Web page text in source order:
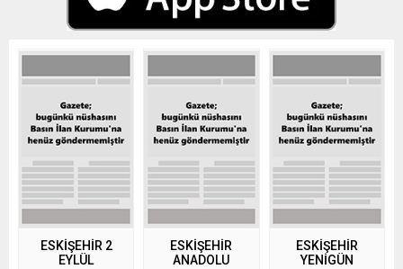
ESKİŞEHİR 2
EYLÜL
ESKİŞEHİR
ANADOLU
ESKİŞEHİR
YENİGÜN